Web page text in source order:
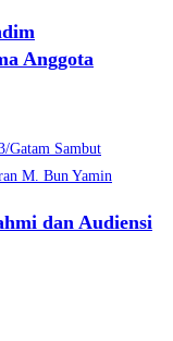
Anggota
dan Audiensi